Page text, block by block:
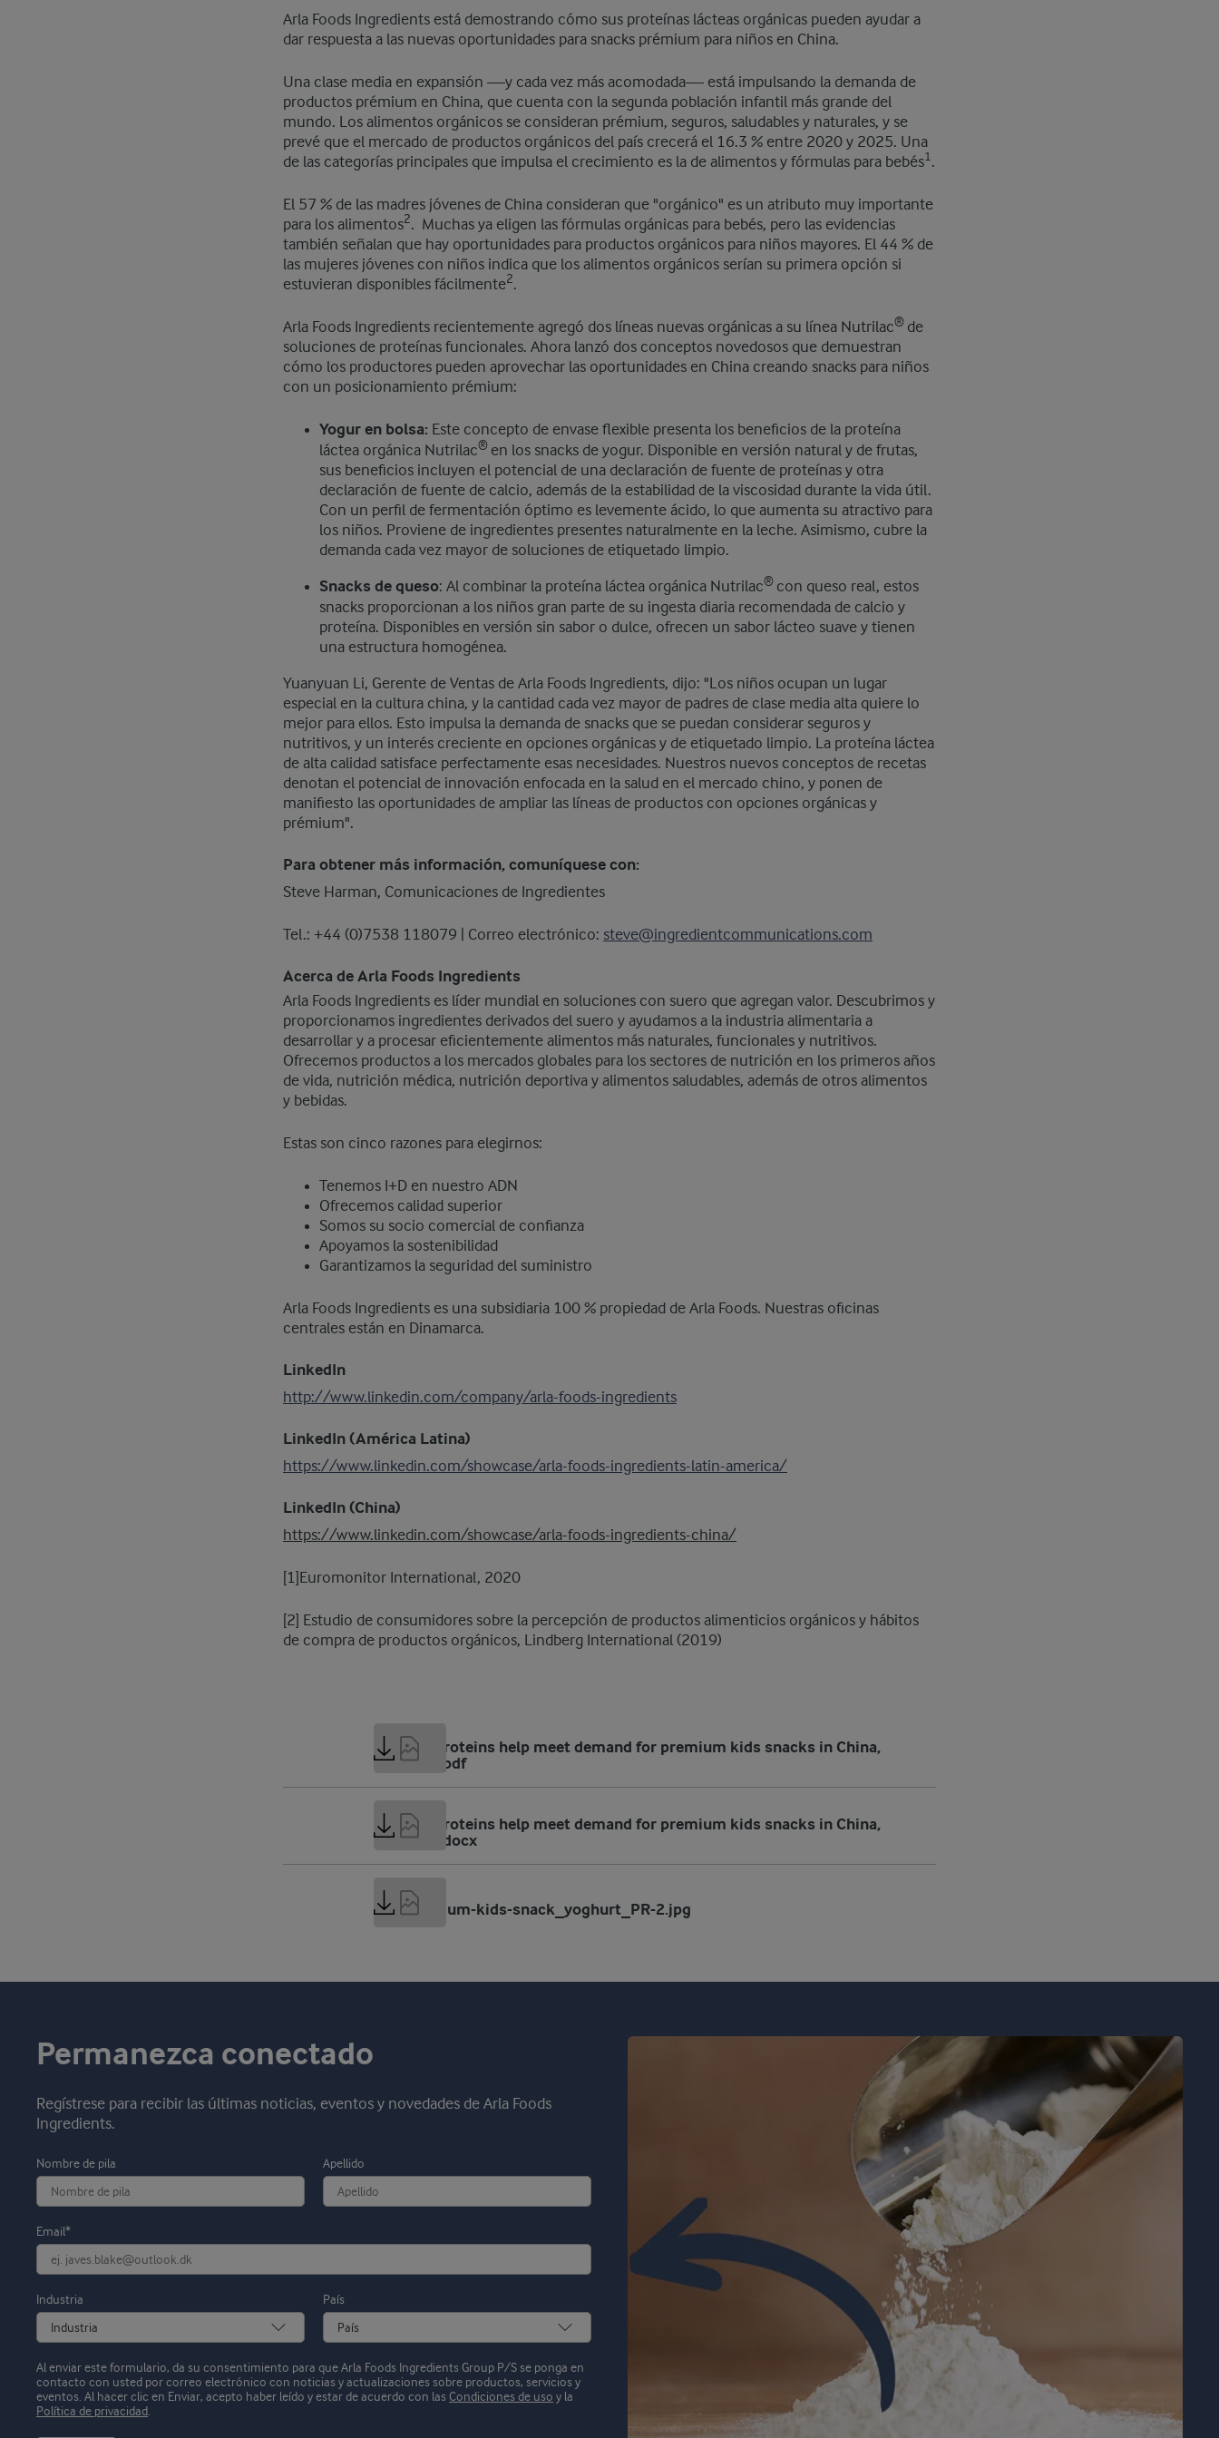
Arla Foods Ingredients está demostrando cómo sus proteínas lácteas orgánicas pueden ayudar a
dar respuesta a las nuevas oportunidades para snacks prémium para niños en China.
Una clase media en expansión —y cada vez más acomodada— está impulsando la demanda de
productos prémium en China, que cuenta con la segunda población infantil más grande del
mundo. Los alimentos orgánicos se consideran prémium, seguros, saludables y naturales, y se
prevé que el mercado de productos orgánicos del país crecerá el 16.3 % entre 2020 y 2025. Una
de las categorías principales que impulsa el crecimiento es la de alimentos y fórmulas para bebés1.
El 57 % de las madres jóvenes de China consideran que "orgánico" es un atributo muy importante
para los alimentos2. ​ Muchas ya eligen las fórmulas orgánicas para bebés, pero las evidencias
también señalan que hay oportunidades para productos orgánicos para niños mayores. El 44 % de
las mujeres jóvenes con niños indica que los alimentos orgánicos serían su primera opción si
estuvieran disponibles fácilmente2.
Arla Foods Ingredients recientemente agregó dos líneas nuevas orgánicas a su línea Nutrilac® de
soluciones de proteínas funcionales. Ahora lanzó dos conceptos novedosos que demuestran
cómo los productores pueden aprovechar las oportunidades en China creando snacks para niños
con un posicionamiento prémium:
Yogur en bolsa: Este concepto de envase flexible presenta los beneficios de la proteína
láctea orgánica Nutrilac® en los snacks de yogur. Disponible en versión natural y de frutas,
sus beneficios incluyen el potencial de una declaración de fuente de proteínas y otra
declaración de fuente de calcio, además de la estabilidad de la viscosidad durante la vida útil.
Con un perfil de fermentación óptimo es levemente ácido, lo que aumenta su atractivo para
los niños. Proviene de ingredientes presentes naturalmente en la leche. Asimismo, cubre la
demanda cada vez mayor de soluciones de etiquetado limpio.
Snacks de queso: Al combinar la proteína láctea orgánica Nutrilac® con queso real, estos
snacks proporcionan a los niños gran parte de su ingesta diaria recomendada de calcio y
proteína. Disponibles en versión sin sabor o dulce, ofrecen un sabor lácteo suave y tienen
una estructura homogénea.
Yuanyuan Li, Gerente de Ventas de Arla Foods Ingredients, dijo: "Los niños ocupan un lugar
especial en la cultura china, y la cantidad cada vez mayor de padres de clase media alta quiere lo
mejor para ellos. Esto impulsa la demanda de snacks que se puedan considerar seguros y
nutritivos, y un interés creciente en opciones orgánicas y de etiquetado limpio. La proteína láctea
de alta calidad satisface perfectamente esas necesidades. Nuestros nuevos conceptos de recetas
denotan el potencial de innovación enfocada en la salud en el mercado chino, y ponen de
manifiesto las oportunidades de ampliar las líneas de productos con opciones orgánicas y
prémium".
Para obtener más información, comuníquese con:
Steve Harman, Comunicaciones de Ingredientes
Tel.: +44 (0)7538 118079 | Correo electrónico: steve@ingredientcommunications.com
Acerca de Arla Foods Ingredients
Arla Foods Ingredients es líder mundial en soluciones con suero que agregan valor. Descubrimos y
proporcionamos ingredientes derivados del suero y ayudamos a la industria alimentaria a
desarrollar y a procesar eficientemente alimentos más naturales, funcionales y nutritivos.
Ofrecemos productos a los mercados globales para los sectores de nutrición en los primeros años
de vida, nutrición médica, nutrición deportiva y alimentos saludables, además de otros alimentos
y bebidas.
Estas son cinco razones para elegirnos:
Tenemos I+D en nuestro ADN
Ofrecemos calidad superior
Somos su socio comercial de confianza
Apoyamos la sostenibilidad
Garantizamos la seguridad del suministro
Arla Foods Ingredients es una subsidiaria 100 % propiedad de Arla Foods. Nuestras oficinas
centrales están en Dinamarca.
LinkedIn
http://www.linkedin.com/company/arla-foods-ingredients
LinkedIn (América Latina)
https://www.linkedin.com/showcase/arla-foods-ingredients-latin-america/
LinkedIn (China)
https://www.linkedin.com/showcase/arla-foods-ingredients-china/
[1]Euromonitor International, 2020
[2] Estudio de consumidores sobre la percepción de productos alimenticios orgánicos y hábitos
de compra de productos orgánicos, Lindberg International (2019)
Organic proteins help meet demand for premium kids snacks in China,
SPANISH.pdf
Organic proteins help meet demand for premium kids snacks in China,
SPANISH.docx
AFI-Premium-kids-snack_yoghurt_PR-2.jpg
Permanezca conectado
Regístrese para recibir las últimas noticias, eventos y novedades de Arla Foods
Ingredients.
Nombre de pila Apellido
Email*
Industria País
Al enviar este formulario, da su consentimiento para que Arla Foods Ingredients Group P/S se ponga en
contacto con usted por correo electrónico con noticias y actualizaciones sobre productos, servicios y
eventos. Al hacer clic en Enviar, acepto haber leído y estar de acuerdo con las Condiciones de uso y la
Política de privacidad.